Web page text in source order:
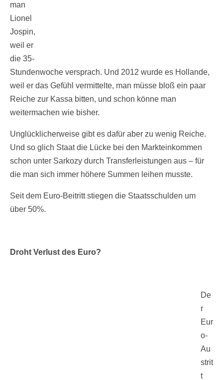
man
Lionel
Jospin,
weil er
die 35-
Stundenwoche versprach. Und 2012 wurde es Hollande,
weil er das Gefühl vermittelte, man müsse bloß ein paar
Reiche zur Kassa bitten, und schon könne man
weitermachen wie bisher.
Unglücklicherweise gibt es dafür aber zu wenig Reiche.
Und so glich Staat die Lücke bei den Markteinkommen
schon unter Sarkozy durch Transferleistungen aus – für
die man sich immer höhere Summen leihen musste.
Seit dem Euro-Beitritt stiegen die Staatsschulden um
über 50%.
Droht Verlust des Euro?
De
r
Eur
o-
Au
strit
t